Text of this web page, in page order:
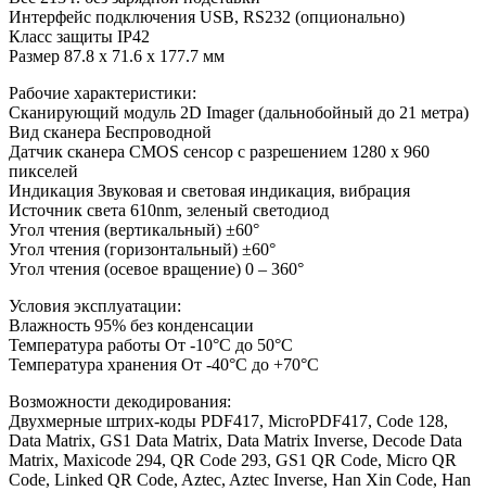
Интерфейс подключения USB, RS232 (опционально)
Класс защиты IP42
Размер 87.8 x 71.6 x 177.7 мм
Рабочие характеристики:
Сканирующий модуль 2D Imager (дальнобойный до 21 метра)
Вид сканера Беспроводной
Датчик сканера CMOS сенсор с разрешением 1280 x 960
пикселей
Индикация Звуковая и световая индикация, вибрация
Источник света 610nm, зеленый светодиод
Угол чтения (вертикальный) ±60°
Угол чтения (горизонтальный) ±60°
Угол чтения (осевое вращение) 0 – 360°
Условия эксплуатации:
Влажность 95% без конденсации
Температура работы От -10°C до 50°C
Температура хранения От -40°C до +70°C
Возможности декодирования:
Двухмерные штрих-коды PDF417, MicroPDF417, Code 128,
Data Matrix, GS1 Data Matrix, Data Matrix Inverse, Decode Data
Matrix, Maxicode 294, QR Code 293, GS1 QR Code, Micro QR
Code, Linked QR Code, Aztec, Aztec Inverse, Han Xin Code, Han